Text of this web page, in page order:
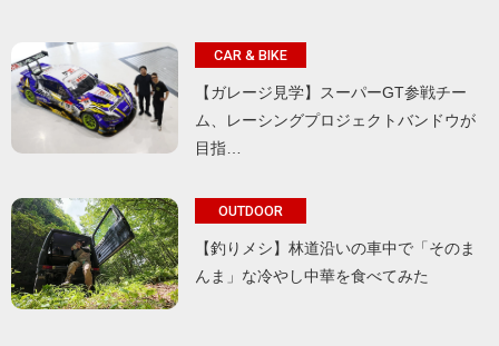
CAR & BIKE
【ガレージ見学】スーパーGT参戦チー
ム、レーシングプロジェクトバンドウが
目指…
OUTDOOR
【釣りメシ】林道沿いの車中で「そのま
んま」な冷やし中華を食べてみた